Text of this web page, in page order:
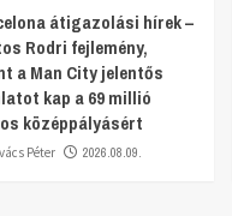
átigazolási hírek –
Rodri fejlemény,
a Man City jelentős
kap a 69 millió
középpályásért
Péter 2026.08.09.